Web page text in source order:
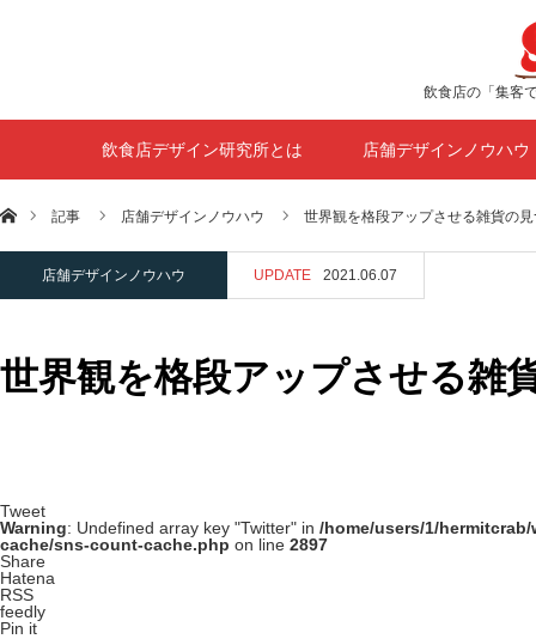
飲食店の「集客
飲食店デザイン研究所とは 店舗デザインノウハウ
ホーム記事 店舗デザインノウハウ 世界観を格段アップさせる雑貨の
店舗デザインノウハウ UPDATE 2021.06.07
世界観を格段アップさせる雑
Tweet
Warning: Undefined array key "Twitter" in /home/users/1/
cache/sns-count-cache.php on line 2897
Share
Hatena
RSS
feedly
Pin it